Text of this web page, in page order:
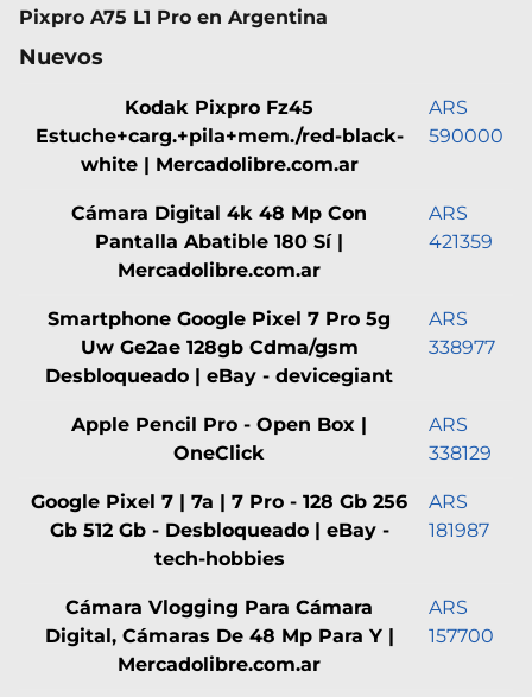
Pixpro A75 L1 Pro en Argentina
Nuevos
Kodak Pixpro Fz45
Estuche+carg.+pila+mem./red-black-
white | Mercadolibre.com.ar
ARS
590000
Cámara Digital 4k 48 Mp Con
Pantalla Abatible 180 Sí |
Mercadolibre.com.ar
ARS
421359
Smartphone Google Pixel 7 Pro 5g
Uw Ge2ae 128gb Cdma/gsm
Desbloqueado | eBay - devicegiant
ARS
338977
Apple Pencil Pro - Open Box |
OneClick
ARS
338129
Google Pixel 7 | 7a | 7 Pro - 128 Gb 256
Gb 512 Gb - Desbloqueado | eBay -
tech-hobbies
ARS
181987
Cámara Vlogging Para Cámara
Digital, Cámaras De 48 Mp Para Y |
Mercadolibre.com.ar
ARS
157700